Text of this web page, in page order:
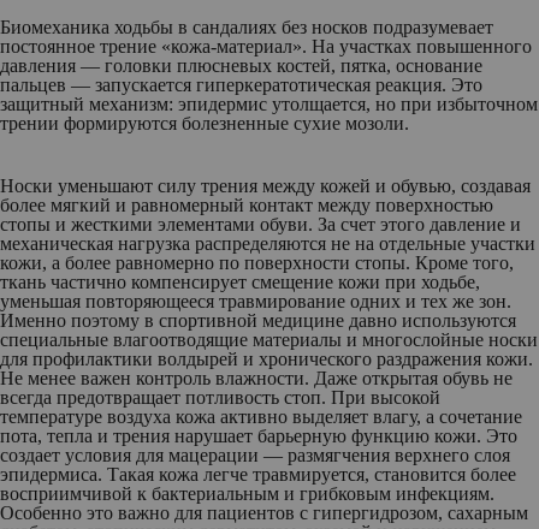
Биомеханика ходьбы в сандалиях без носков подразумевает
постоянное трение «кожа-материал». На участках повышенного
давления — головки плюсневых костей, пятка, основание
пальцев — запускается гиперкератотическая реакция. Это
защитный механизм: эпидермис утолщается, но при избыточном
трении формируются болезненные сухие мозоли.
Носки уменьшают силу трения между кожей и обувью, создавая
более мягкий и равномерный контакт между поверхностью
стопы и жесткими элементами обуви. За счет этого давление и
механическая нагрузка распределяются не на отдельные участки
кожи, а более равномерно по поверхности стопы. Кроме того,
ткань частично компенсирует смещение кожи при ходьбе,
уменьшая повторяющееся травмирование одних и тех же зон.
Именно поэтому в спортивной медицине давно используются
специальные влагоотводящие материалы и многослойные носки
для профилактики волдырей и хронического раздражения кожи.
Не менее важен контроль влажности. Даже открытая обувь не
всегда предотвращает потливость стоп. При высокой
температуре воздуха кожа активно выделяет влагу, а сочетание
пота, тепла и трения нарушает барьерную функцию кожи. Это
создает условия для мацерации — размягчения верхнего слоя
эпидермиса. Такая кожа легче травмируется, становится более
восприимчивой к бактериальным и грибковым инфекциям.
Особенно это важно для пациентов с гипергидрозом, сахарным